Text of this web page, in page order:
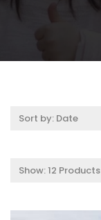
Sort by: Date
Show:12 Products